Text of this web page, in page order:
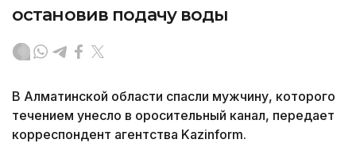
остановив подачу воды
В Алматинской области спасли мужчину, которого
течением унесло в оросительный канал, передает
корреспондент агентства Kazinform.